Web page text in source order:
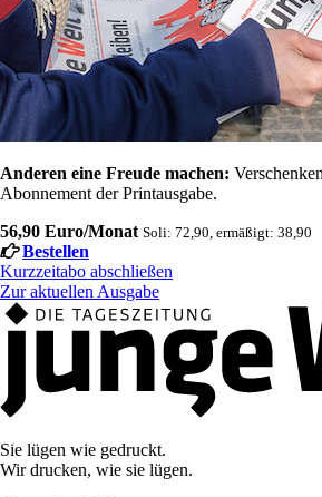
Anderen eine Freude machen:
Abonnement der Printausgabe.
56,90 Euro/Monat Soli: 72,90, ermäßigt: 38,90
Bestellen
Kurzzeitabo abschließen
Zur aktuellen Ausgabe
Sie lügen wie gedruckt.
Wir drucken, wie sie lügen.